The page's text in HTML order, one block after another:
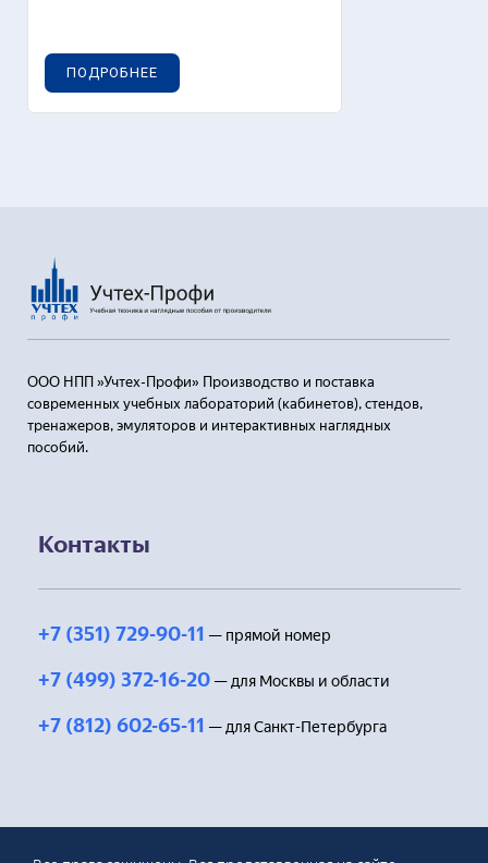
ПОДРОБНЕЕ
ООО НПП »Учтех-Профи» Производство и поставка
современных учебных лабораторий (кабинетов), стендов,
тренажеров, эмуляторов и интерактивных наглядных
пособий.
Контакты
+7 (351) 729-90-11 — прямой номер
+7 (499) 372-16-20 — для Москвы и области
+7 (812) 602-65-11 — для Санкт-Петербурга